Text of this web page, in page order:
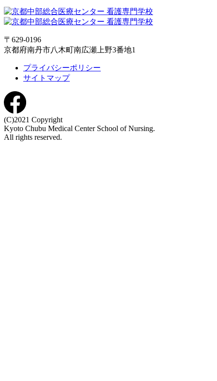
〒629-0196
京都府南丹市八木町南広瀬上野3番地1
プライバシーポリシー
サイトマップ
(C)2021 Copyright
Kyoto Chubu Medical Center School of Nursing.
All rights reserved.